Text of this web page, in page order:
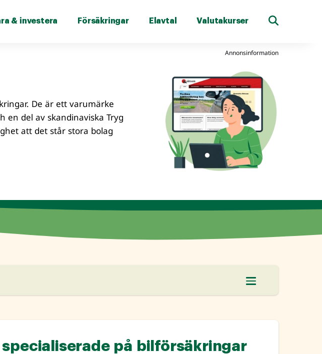
& investera Försäkringar Elavtal Valutakurser
Annonsinformation
De är ett varumärke
en del av skandinaviska Tryg
att det står stora bolag
på bilförsäkringar